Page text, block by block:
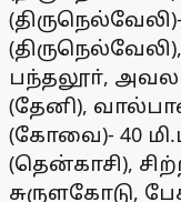
பந்தலூா்,
(தேனி),
(கோவை)- 40
(தென்காசி),
சுருளகோடு,